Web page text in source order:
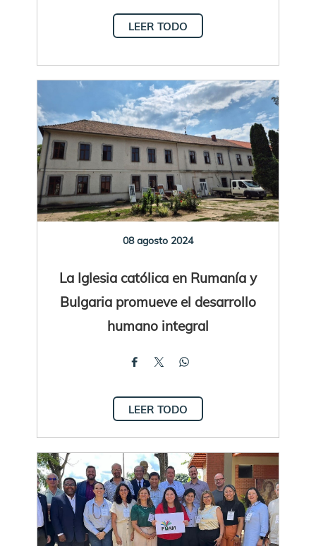
LEER TODO
08 agosto 2024
La Iglesia católica en Rumanía y
Bulgaria promueve el desarrollo
humano integral
LEER TODO